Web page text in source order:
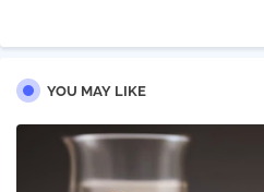
YOU MAY LIKE